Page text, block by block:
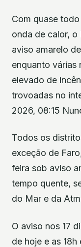
Com quase
onda de calor,
aviso amarelo
enquanto várias
elevado de
trovoadas no
2026, 08:15
Todos os
exceção de
feira sob aviso
tempo quente,
do Mar e da
O aviso nos 17
de hoje e as